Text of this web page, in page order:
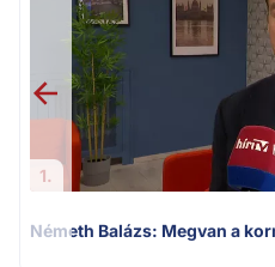
1.
Németh Balázs: Megvan a